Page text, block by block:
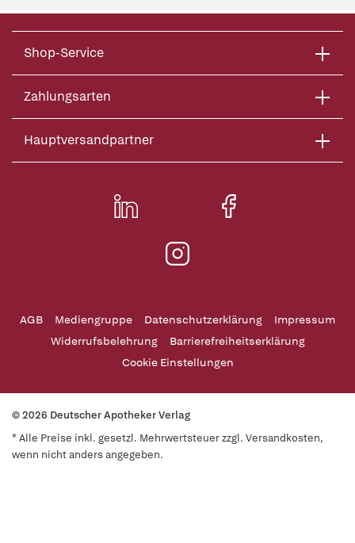
Shop-Service
Zahlungsarten
Hauptversandpartner
AGB Mediengruppe Datenschutzerklärung
Impressum
Widerrufsbelehrung
Barrierefreiheitserklärung
Cookie Einstellungen
© 2026 Deutscher Apotheker Verlag
* Alle Preise inkl. gesetzl. Mehrwertsteuer zzgl. Versandkosten,
wenn nicht anders angegeben.